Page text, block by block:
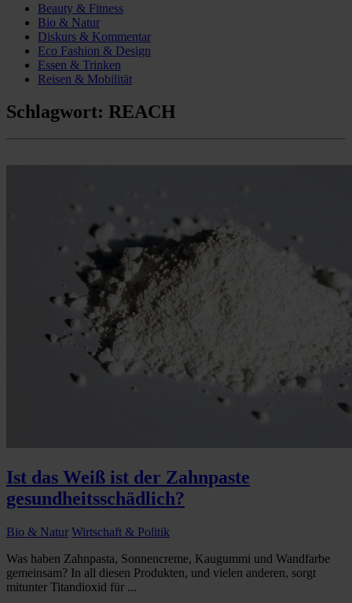
Beauty & Fitness
Bio & Natur
Diskurs & Kommentar
Eco Fashion & Design
Essen & Trinken
Reisen & Mobilität
Schlagwort: REACH
Ist das Weiß ist der Zahnpaste
gesundheitsschädlich?
Bio & Natur Wirtschaft & Politik
Was haben Zahnpasta, Sonnencreme, Kaugummi und Wandfarbe
gemeinsam? In all diesen Produkten, und vielen anderen, sorgt
mitunter Titandioxid für ...